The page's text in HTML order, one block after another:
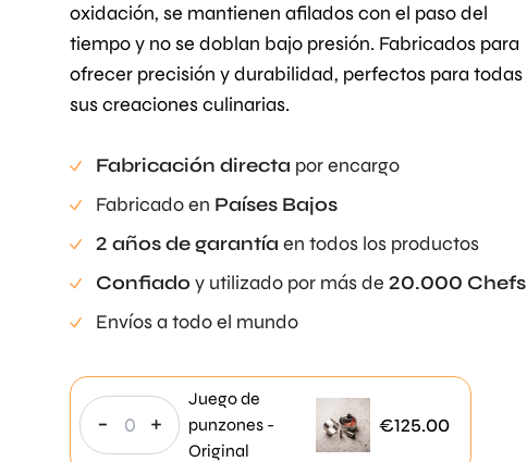
oxidación, se mantienen afilados con el paso del
tiempo y no se doblan bajo presión. Fabricados para
ofrecer precisión y durabilidad, perfectos para todas
sus creaciones culinarias.
Fabricación directa por encargo
Fabricado en Países Bajos
2 años de garantía en todos los productos
Confiado y utilizado por más de 20.000 Chefs
Envíos a todo el mundo
- +
Juego de
punzones -
Original
€125.00